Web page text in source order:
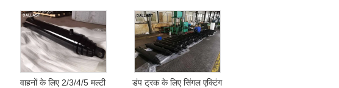
वाहनों के लिए 2/3/4/5 मल्टी
डंप ट्रक के लिए सिंगल एक्टिंग